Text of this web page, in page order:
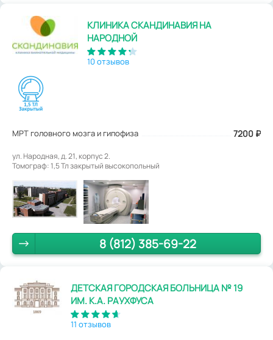
КЛИНИКА СКАНДИНАВИЯ НА
НАРОДНОЙ
10 отзывов
МРТ головного мозга и гипофиза 7200 ₽
ул. Народная, д. 21, корпус 2.
Томограф: 1,5 Тл закрытый высокопольный
8 (812) 385-69-22
ДЕТСКАЯ ГОРОДСКАЯ БОЛЬНИЦА № 19
ИМ. К.А. РАУХФУСА
11 отзывов